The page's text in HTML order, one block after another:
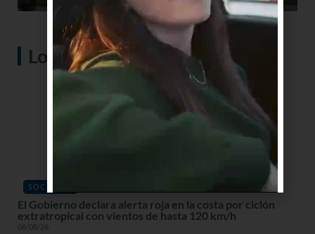
Lo más visto
SOCIEDAD
El Gobierno declara alerta roja en la costa por ciclón
extratropical con vientos de hasta 120 km/h
06/08/26